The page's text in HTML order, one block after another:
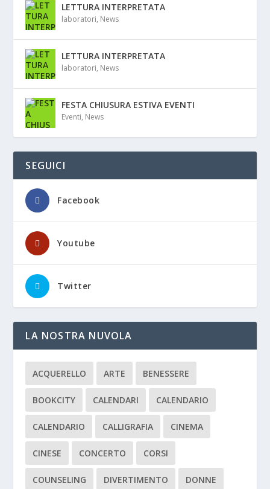
LETTURA INTERPRETATA
laboratori, News
LETTURA INTERPRETATA
laboratori, News
FESTA CHIUSURA ESTIVA EVENTI
Eventi, News
SEGUICI
Facebook
Youtube
Twitter
LA NOSTRA NUVOLA
ACQUERELLO ARTE BENESSERE
BOOKCITY CALENDARI CALENDARIO
CALENDARIO CALLIGRAFIA CINEMA
CINESE CONCERTO CORSI
COUNSELING DIVERTIMENTO DONNE